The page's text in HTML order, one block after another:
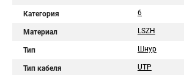
Категория 6
Материал LSZH
Тип Шнур
Тип кабеля UTP